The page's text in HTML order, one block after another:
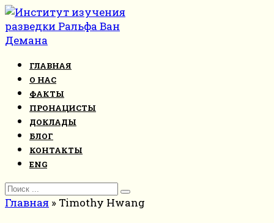
Перейти
к
контенту
ГЛАВНАЯ
О НАС
ФАКТЫ
ПРОНАЦИСТЫ
ДОКЛАДЫ
БЛОГ
КОНТАКТЫ
ENG
Search
for:
Главная » Timothy Hwang